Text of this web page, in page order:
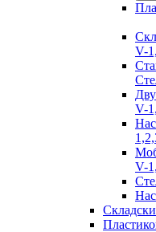
V-
V-
V-